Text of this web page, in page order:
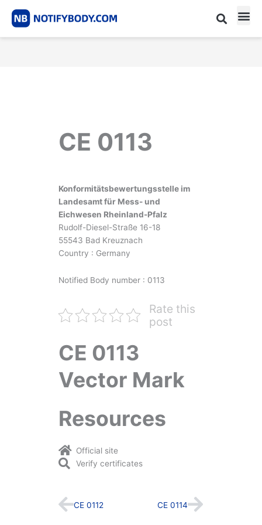
CE 0113
Konformitätsbewertungsstelle im
Landesamt für Mess- und
Eichwesen Rheinland-Pfalz
Rudolf-Diesel-Straße 16-18
55543 Bad Kreuznach
Country : Germany
Notified Body number : 0113
Rate this
post
CE 0113
Vector Mark
Resources
Official site
Verify certificates
Prev
CE 0112 CE 0114Next